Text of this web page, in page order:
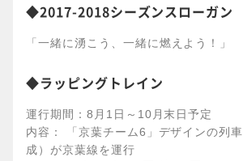
◆2017-2018シーズンスローガン
「一緒に湧こう、一緒に燃えよう！」
◆ラッピングトレイン
運行期間：8月1日～10月末日予定
内容： 「京葉チーム6」デザインの列
成）が京葉線を運行